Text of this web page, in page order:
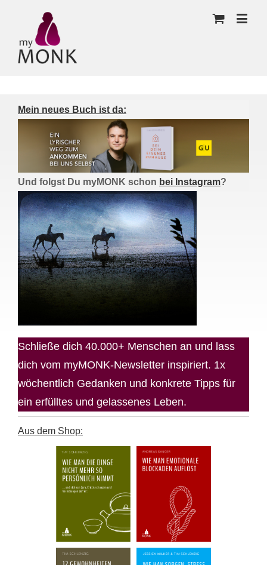
Mein neues Buch ist da:
Und folgst Du myMONK schon bei Instagram?
Schließe dich 40.000+ Menschen an und lass
dich vom myMONK-Newsletter inspiriert. 1x
wöchentlich Gedanken und konkrete Tipps für
ein erfülltes und gelassenes Leben.
Aus dem Shop: